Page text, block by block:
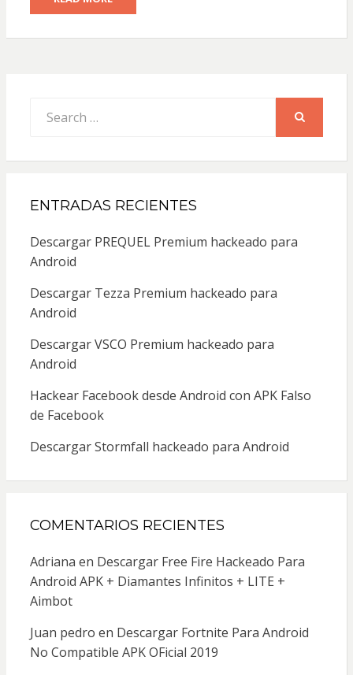
for:
ENTRADAS RECIENTES
Descargar PREQUEL Premium hackeado para
Android
Descargar Tezza Premium hackeado para
Android
Descargar VSCO Premium hackeado para
Android
Hackear Facebook desde Android con APK Falso
de Facebook
Descargar Stormfall hackeado para Android
COMENTARIOS RECIENTES
Adriana en Descargar Free Fire Hackeado Para
Android APK + Diamantes Infinitos + LITE +
Aimbot
Juan pedro en Descargar Fortnite Para Android
No Compatible APK OFicial 2019